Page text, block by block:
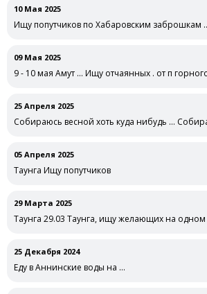
10 Мая 2025
Ищу попутчиков по Хабаровским
09 Мая 2025
9 - 10 мая Амут … Ищу отчаянных . от п
25 Апреля 2025
Собираюсь весной хоть куда нибудь …
05 Апреля 2025
Таунга Ищу попутчиков
29 Марта 2025
Таунга 29.03 Таунга, ищу желающих на одном
25 Декабря 2024
Еду в Аннинские воды на …